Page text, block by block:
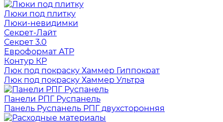
Люки под плитку
Люки-невидимки
Секрет-Лайт
Секрет 3.0
Евроформат АТР
Контур КР
Люк под покраску Хаммер Гиппократ
Люк под покраску Хаммер Ультра
Панели РПГ Руспанель
Панель Руспанель РПГ двухсторонняя